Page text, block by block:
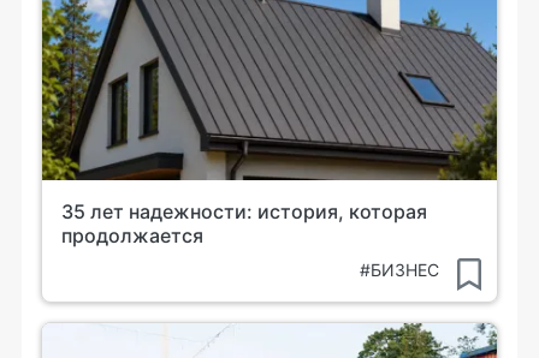
35 лет надежности: история, которая
продолжается
#БИЗНЕС